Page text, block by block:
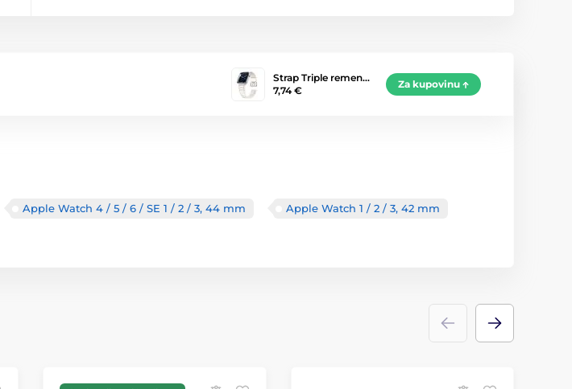
Strap Triple remen…
7,74 €
Za kupovinu
Apple Watch 4 / 5 / 6 / SE 1 / 2 / 3, 44 mm Apple Watch 1 / 2 / 3, 42 mm